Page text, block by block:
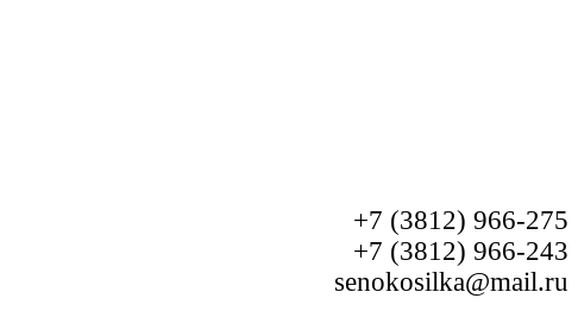
+7 (3812) 966-275
+7 (3812) 966-243
senokosilka@mail.ru